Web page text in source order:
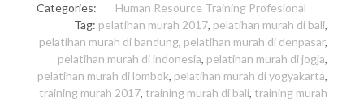
Categories: Human Resource Training Profesional
Tag: pelatihan murah 2017, pelatihan murah di bali,
pelatihan murah di bandung, pelatihan murah di denpasar,
pelatihan murah di indonesia, pelatihan murah di jogja,
pelatihan murah di lombok, pelatihan murah di yogyakarta,
training murah 2017, training murah di bali, training murah